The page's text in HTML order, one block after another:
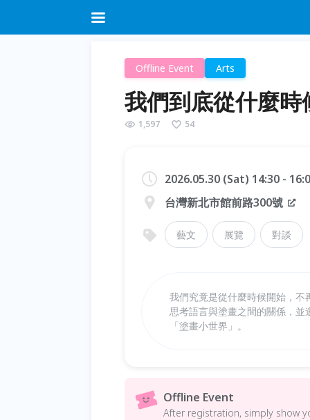
Offline Event Arts
我們到底從什麼
1,597 54
2026.05.30 (Sat) 14:30 -
台灣新北市館前路300號
藝文 展覽 對談
我們究竟是從什麼時候開始，
思考語言與塗畫之間的關係，
「塗畫小世界」。
Offline Event
After registration, simply show